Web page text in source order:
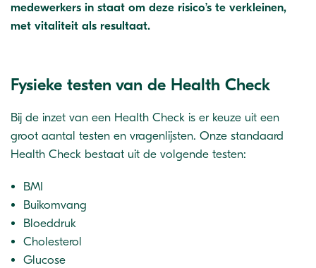
medewerkers in staat om deze risico’s te verkleinen,
met vitaliteit als resultaat.
Fysieke testen van de Health Check
Bij de inzet van een Health Check is er keuze uit een
groot aantal testen en vragenlijsten. Onze standaard
Health Check bestaat uit de volgende testen:
BMI
Buikomvang
Bloeddruk
Cholesterol
Glucose